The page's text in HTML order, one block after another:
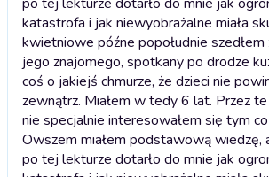
katastrofa i jak niewyobrażalne miała
kwietniowe późne popołudnie szedłem
jego znajomego, spotkany po drodze
coś o jakiejś chmurze, że dzieci nie
zewnątrz. Miałem w tedy 6 lat. Przez
nie specjalnie interesowałem się tym
Owszem miałem podstawową wiedzę,
po tej lekturze dotarło do mnie jak